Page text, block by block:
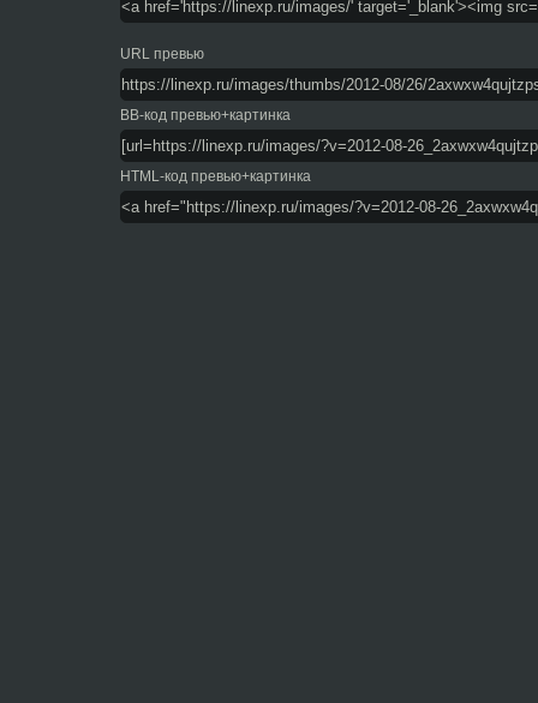
URL превью
BB-код превью+картинка
HTML-код превью+картинка